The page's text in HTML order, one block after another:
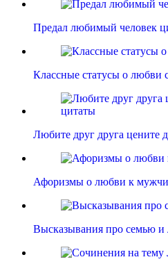
Предал любимый человек
Классные статусы о любви
Любите друг друга цените
Афоризмы о любви к
Высказывания про семью и